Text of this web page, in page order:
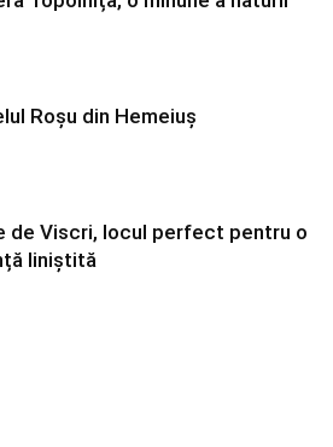
Roșu din Hemeiuș
de Viscri, locul perfect pentru o
liniștită